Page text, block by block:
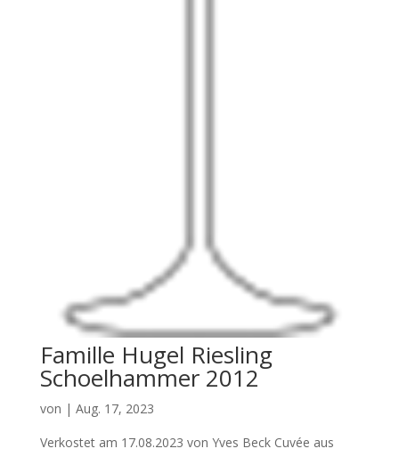
Famille Hugel Riesling
Schoelhammer 2012
von | Aug. 17, 2023
Verkostet am 17.08.2023 von Yves Beck Cuvée aus